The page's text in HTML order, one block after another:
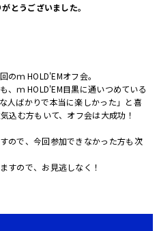
とうございました。
ｍ HOLD'EMオフ会。
、ｍ HOLD'EM目黒に通いつめている
人ばかりで本当に楽しかった」と喜
込む方もいて、オフ会は大成功！
ので、今回参加できなかった方も次
すので、お見逃しなく！